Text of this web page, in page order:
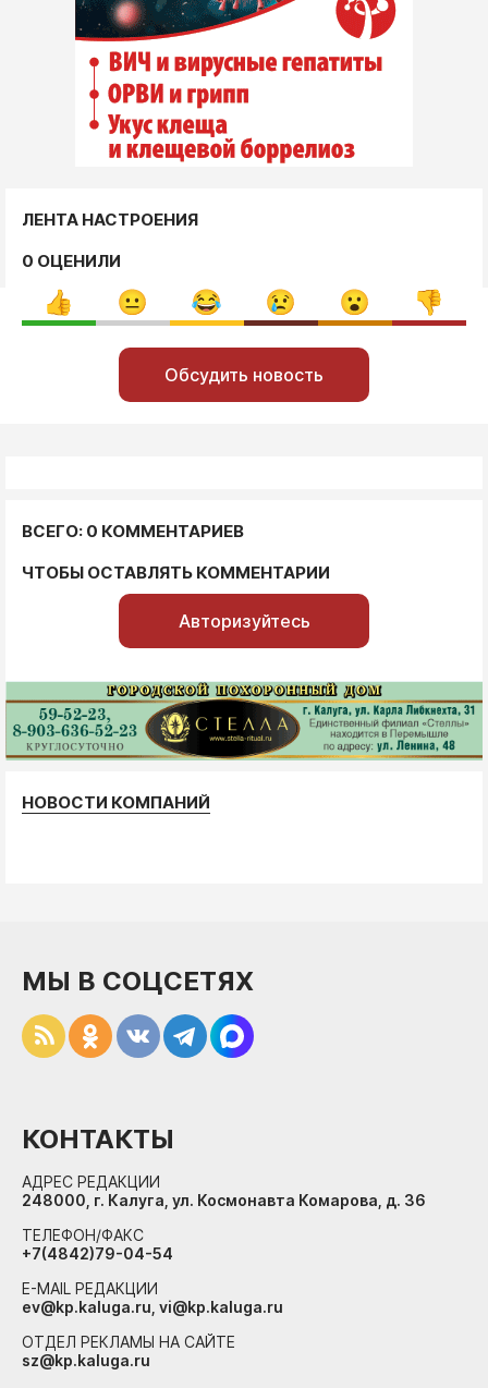
ЛЕНТА НАСТРОЕНИЯ
0 ОЦЕНИЛИ
Обсудить новость
ВСЕГО: 0 КОММЕНТАРИЕВ
ЧТОБЫ ОСТАВЛЯТЬ КОММЕНТАРИИ
Авторизуйтесь
НОВОСТИ КОМПАНИЙ
МЫ В СОЦСЕТЯХ
КОНТАКТЫ
АДРЕС РЕДАКЦИИ
248000, г. Калуга, ул. Космонавта Комарова, д. 36
ТЕЛЕФОН/ФАКС
+7(4842)79-04-54
E-MAIL РЕДАКЦИИ
ev@kp.kaluga.ru, vi@kp.kaluga.ru
ОТДЕЛ РЕКЛАМЫ НА САЙТЕ
sz@kp.kaluga.ru